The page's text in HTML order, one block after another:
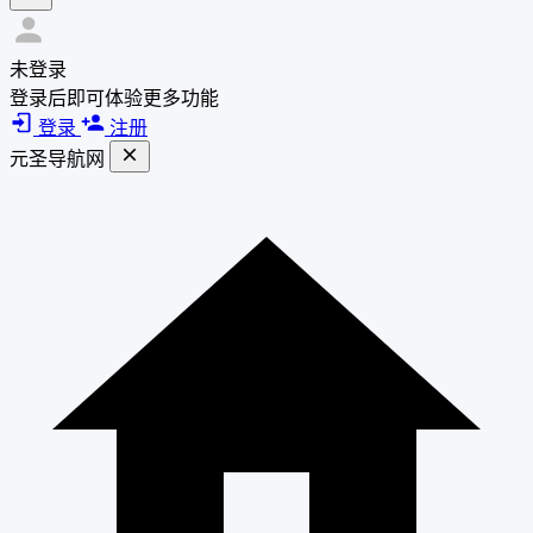
未登录
登录后即可体验更多功能
登录
注册
元圣导航网